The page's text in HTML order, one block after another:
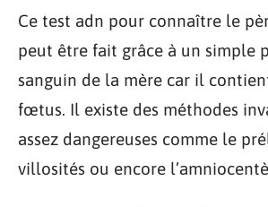
Ce test adn pour connaître le
peut être fait grâce à un simple
sanguin de la mère car il
fœtus. Il existe des méthodes
assez dangereuses comme le
villosités ou encore